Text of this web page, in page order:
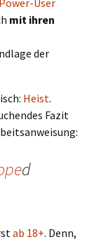
mit ihren
der
Heist.
Fazit
d
ab 18+. Denn,